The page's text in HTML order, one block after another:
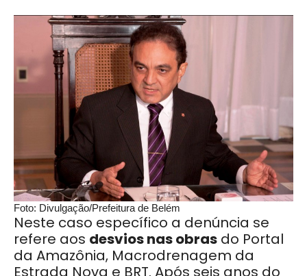
Foto: Divulgação/Prefeitura de Belém
Neste caso específico a denúncia se
refere aos desvios nas obras do Portal
da Amazônia, Macrodrenagem da
Estrada Nova e BRT. Após seis anos do